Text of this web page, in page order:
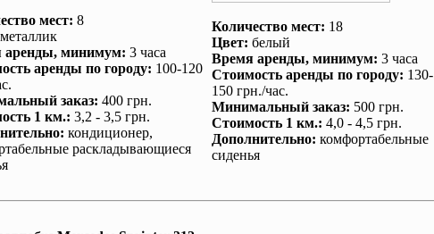
мест: 8
металлик
аренды, минимум: 3 часа
аренды по городу: 100-120
заказ: 400 грн.
1 км.: 3,2 - 3,5 грн.
: кондиционер,
раскладывающиеся
Количество мест: 18
Цвет: белый
Время аренды, минимум: 3 часа
Стоимость аренды по городу: 130-
150 грн./час.
Минимальный заказ: 500 грн.
Стоимость 1 км.: 4,0 - 4,5 грн.
Дополнительно: комфортабельные
сиденья